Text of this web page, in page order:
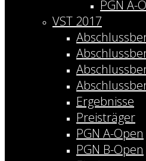
PGN A-
VST 2017
Ergebnisse
Preisträger
PGN A-Open
PGN B-Open